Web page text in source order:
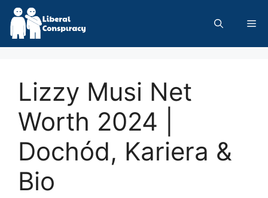
Skip
content
Lizzy Musi Net
Worth 2024 |
Dochód, Kariera &
Bio